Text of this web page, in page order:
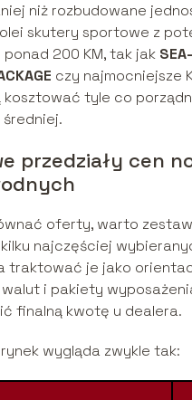
niż rozbudowane
skutery sportowe z
200 KM, tak jak
czy najmocniejsze
tyle co
przedziały cen
oferty, warto
najczęściej
traktować je jako
i pakiety
finalną kwotę u dealera.
wygląda zwykle tak: